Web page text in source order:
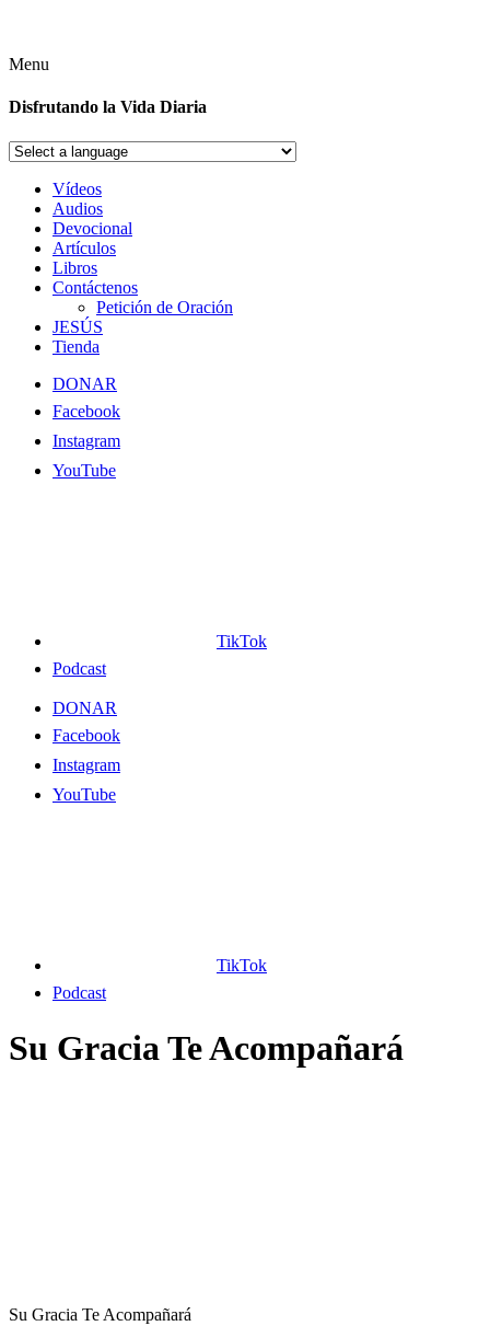
Menu
Disfrutando la Vida Diaria
Vídeos
Audios
Devocional
Artículos
Libros
Contáctenos
Petición de Oración
JESÚS
Tienda
DONAR
Facebook
Instagram
YouTube
TikTok
Podcast
DONAR
Facebook
Instagram
YouTube
TikTok
Podcast
Su Gracia Te Acompañará
Su Gracia Te Acompañará